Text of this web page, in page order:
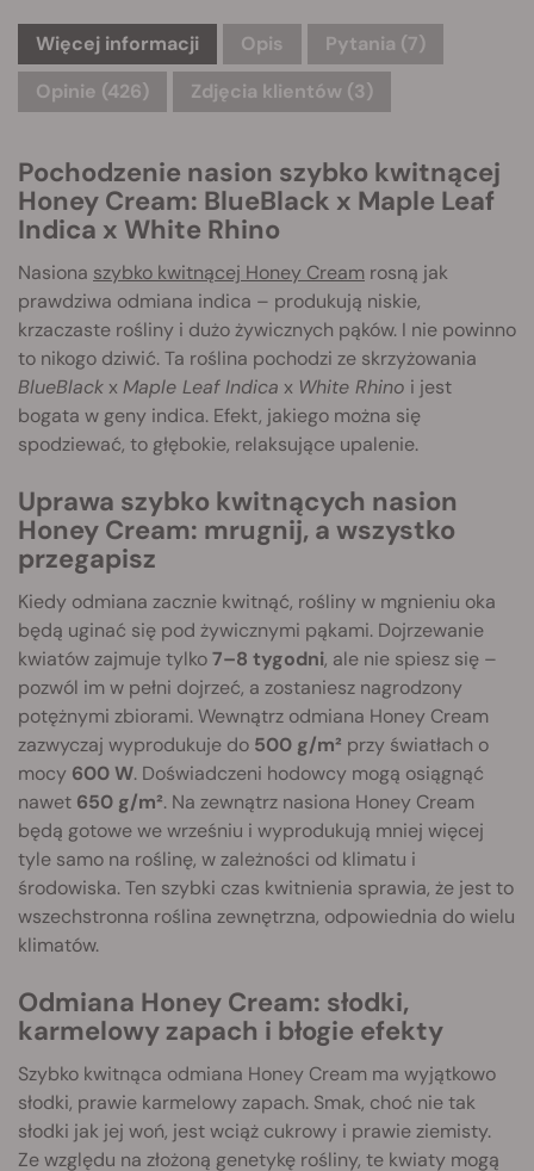
Więcej informacji Opis Pytania (7)
Opinie (426)
Zdjęcia klientów (3)
Pochodzenie nasion szybko kwitnącej
Honey Cream: BlueBlack x Maple Leaf
Indica x White Rhino
Nasiona szybko kwitnącej Honey Cream rosną jak
prawdziwa odmiana indica – produkują niskie,
krzaczaste rośliny i dużo żywicznych pąków. I nie powinno
to nikogo dziwić. Ta roślina pochodzi ze skrzyżowania
BlueBlackx Maple Leaf Indica x White Rhino i jest
bogata w geny indica. Efekt, jakiego można się
spodziewać, to głębokie, relaksujące upalenie.
Uprawa szybko kwitnących nasion
Honey Cream: mrugnij, a wszystko
przegapisz
Kiedy odmiana zacznie kwitnąć, rośliny w mgnieniu oka
będą uginać się pod żywicznymi pąkami. Dojrzewanie
kwiatów zajmuje tylko7–8 tygodni, ale nie spiesz się –
pozwól im w pełni dojrzeć, a zostaniesz nagrodzony
potężnymi zbiorami. Wewnątrz odmiana Honey Cream
zazwyczaj wyprodukuje do 500 g/m² przy światłach o
mocy 600 W. Doświadczeni hodowcy mogą osiągnąć
nawet 650 g/m². Na zewnątrz nasiona Honey Cream
będą gotowe we wrześniu i wyprodukują mniej więcej
tyle samo na roślinę, w zależności od klimatu i
środowiska. Ten szybki czas kwitnienia sprawia, że jest to
wszechstronna roślina zewnętrzna, odpowiednia do wielu
klimatów.
Odmiana Honey Cream: słodki,
karmelowy zapach i błogie efekty
Szybko kwitnąca odmiana Honey Cream ma wyjątkowo
słodki, prawie karmelowy zapach. Smak, choć nie tak
słodki jak jej woń, jest wciąż cukrowy i prawie ziemisty.
Ze względu na złożoną genetykę rośliny, te kwiaty mogą